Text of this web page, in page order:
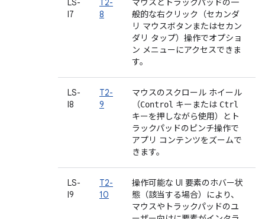
LS-
I7
T2-
8
マウスとトラックパッドの一
般的な右クリック（セカンダ
リ マウスボタンまたはセカン
ダリ タップ）操作でオプショ
ン メニューにアクセスできま
す。
LS-
I8
T2-
9
マウスのスクロール ホイール
（Control キーまたは Ctrl
キーを押しながら使用）とト
ラックパッドのピンチ操作で
アプリ コンテンツをズームで
きます。
LS-
I9
T2-
10
操作可能な UI 要素のホバー状
態（該当する場合）により、
マウスやトラックパッドのユ